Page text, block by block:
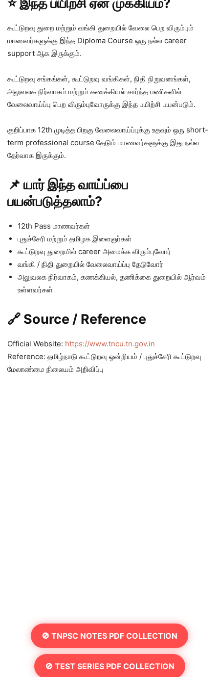
கூட்டுறவு துறை மற்றும் வங்கி துறையில் வேலை பெற விரும்பும்
மாணவர்களுக்கு இந்த Diploma Course ஒரு நல்ல career
support ஆக இருக்கும்.
கூட்டுறவு சங்கங்கள், கூட்டுறவு வங்கிகள், நிதி நிறுவனங்கள்,
அலுவலக நிர்வாகம் மற்றும் கணக்கியல் சார்ந்த பணிகளில்
வேலைவாய்ப்பு பெற விரும்புவோருக்கு இந்த பயிற்சி பயன்படும்.
குறிப்பாக 12th முடித்த பிறகு வேலைவாய்ப்புக்கு உதவும் ஒரு short-
term professional course தேடும் மாணவர்களுக்கு இது நல்ல
தேர்வாக இருக்கும்.
📌 யார் இந்த வாய்ப்பை
பயன்படுத்தலாம்?
12th Pass மாணவர்கள்
புதுச்சேரி மற்றும் தமிழக இளைஞர்கள்
கூட்டுறவு துறையில் career அமைக்க விரும்புவோர்
வங்கி / நிதி துறையில் வேலைவாய்ப்பு தேடுவோர்
அலுவலக நிர்வாகம், கணக்கியல், தணிக்கை துறையில் ஆர்வம்
உள்ளவர்கள்
🔗 Source / Reference
Official Website: https://www.tncu.tn.gov.in
Reference: தமிழ்நாடு கூட்டுறவு ஒன்றியம் / புதுச்சேரி கூட்டுறவு
மேலாண்மை நிலையம் அறிவிப்பு
🚫 TNPSC NOTES PDF COLLECTION
🚫 TEST SERIES PDF COLLECTION